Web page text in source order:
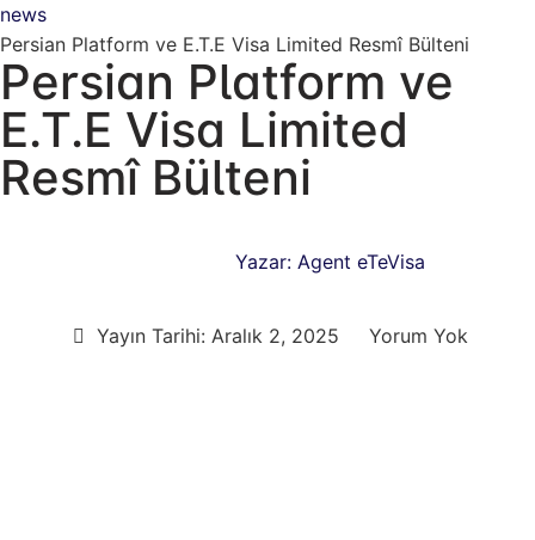
news
Persian Platform ve E.T.E Visa Limited Resmî Bülteni
Persian Platform ve
E.T.E Visa Limited
Resmî Bülteni
Yazar: Agent eTeVisa
Yayın Tarihi: Aralık 2, 2025 Yorum Yok